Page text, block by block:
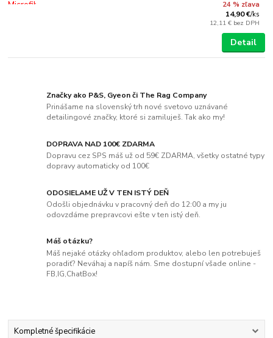
24 % zľava
14,90 €/ks
12,11 € bez DPH
Detail
Značky ako P&S, Gyeon či The Rag Company
Prinášame na slovenský trh nové svetovo uznávané
detailingové značky, ktoré si zamiluješ. Tak ako my!
DOPRAVA NAD 100€ ZDARMA
Dopravu cez SPS máš už od 59€ ZDARMA, všetky ostatné typy
dopravy automaticky od 100€
ODOSIELAME UŽ V TEN ISTÝ DEŇ
Odošli objednávku v pracovný deň do 12:00 a my ju
odovzdáme prepravcovi ešte v ten istý deň.
Máš otázku?
Máš nejaké otázky ohľadom produktov, alebo len potrebuješ
poradiť? Neváhaj a napíš nám. Sme dostupní všade online -
FB,IG,ChatBox!
Kompletné špecifikácie